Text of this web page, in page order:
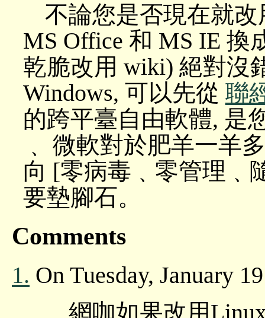
不論您是否現在就
MS Office 和 MS IE 換
乾脆改用 wiki) 絕對沒
Windows, 可以先從 聯
的跨平臺自由軟體, 是
﹑ 微軟對於肥羊一羊
向 [零病毒﹑零管理﹑
要墊腳石。
Comments
1. On Tuesday, January
網咖如果改用